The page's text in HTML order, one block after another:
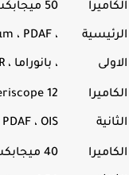
، بانوراما ، HDR
PDAF ، OIS ، زووم بصري 5 ×